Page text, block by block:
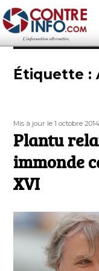
Contre-Info
Étiquette :
Publié
le
Mis à jour le 1 octobre 2014
Plantu
immonde
XVI